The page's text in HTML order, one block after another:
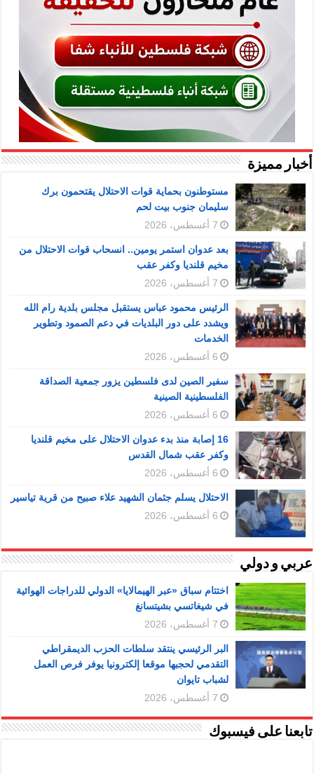
أخبار مميزة
مستوطنون بحماية قوات الاحتلال يقتحمون برك
سليمان جنوب بيت لحم
7 أغسطس، 2026
بعد عدوان استمر يومين.. انسحاب قوات الاحتلال من
مخيم قلنديا وكفر عقب
7 أغسطس، 2026
الرئيس محمود عباس يستقبل مجلس بلدية رام الله
ويشدد على دور البلديات في دعم الصمود وتطوير
الخدمات
6 أغسطس، 2026
سفير الصين لدى فلسطين يزور جمعية الصداقة
الفلسطينية الصينية
6 أغسطس، 2026
16 إصابة منذ بدء عدوان الاحتلال على مخيم قلنديا
وكفر عقب شمال القدس
6 أغسطس، 2026
الاحتلال يسلم جثمان الشهيد علاء صبيح من قرية تياسير
6 أغسطس، 2026
عربي و دولي
اختتام سباق «عبر الهيمالايا» الدولي للدراجات الهوائية
في شيغاتسي بشيتسانغ
7 أغسطس، 2026
البر الرئيسي ينتقد سلطات الحزب الديمقراطي
التقدمي لحجبها موقعا إلكترونيا يوفر فرص العمل
لشباب تايوان
7 أغسطس، 2026
تابعنا على فيسبوك